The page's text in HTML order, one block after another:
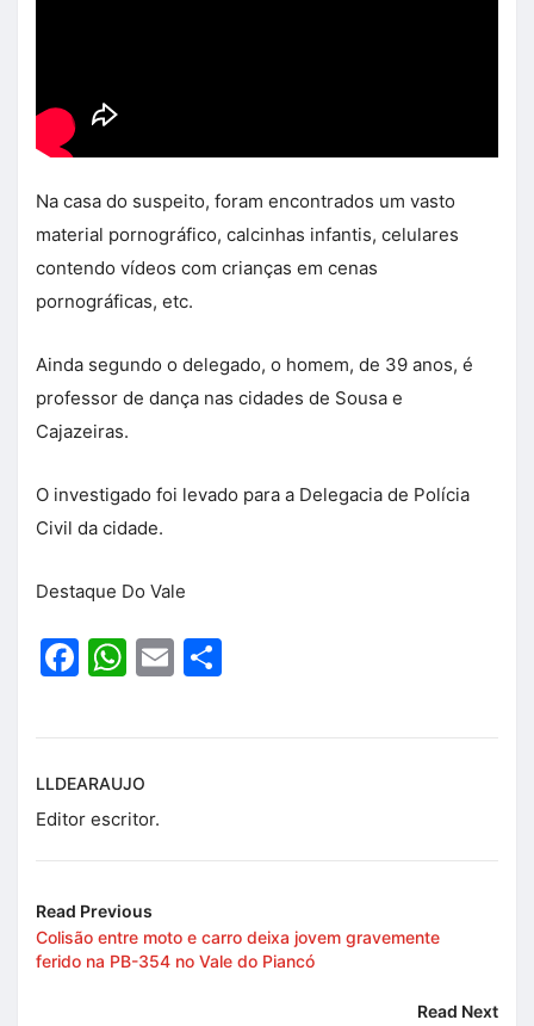
Na casa do suspeito, foram encontrados um vasto
material pornográfico, calcinhas infantis, celulares
contendo vídeos com crianças em cenas
pornográficas, etc.
Ainda segundo o delegado, o homem, de 39 anos, é
professor de dança nas cidades de Sousa e
Cajazeiras.
O investigado foi levado para a Delegacia de Polícia
Civil da cidade.
Destaque Do Vale
Facebook
WhatsApp
Email
LLDEARAUJO
Editor escritor.
Read Previous
Colisão entre moto e carro deixa jovem gravemente
ferido na PB-354 no Vale do Piancó
Read Next